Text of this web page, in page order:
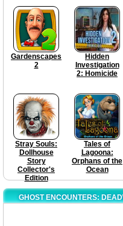
Gardenscapes
2
Hidden
Investigation
2: Homicide
Stray Souls:
Dollhouse
Story
Collector's
Edition
Tales of
Lagoona:
Orphans of the
Ocean